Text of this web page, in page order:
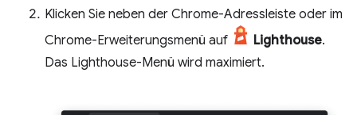
Klicken Sie neben der Chrome-Adressleiste oder im
Chrome-Erweiterungsmenü auf
Lighthouse.
Das Lighthouse-Menü wird maximiert.